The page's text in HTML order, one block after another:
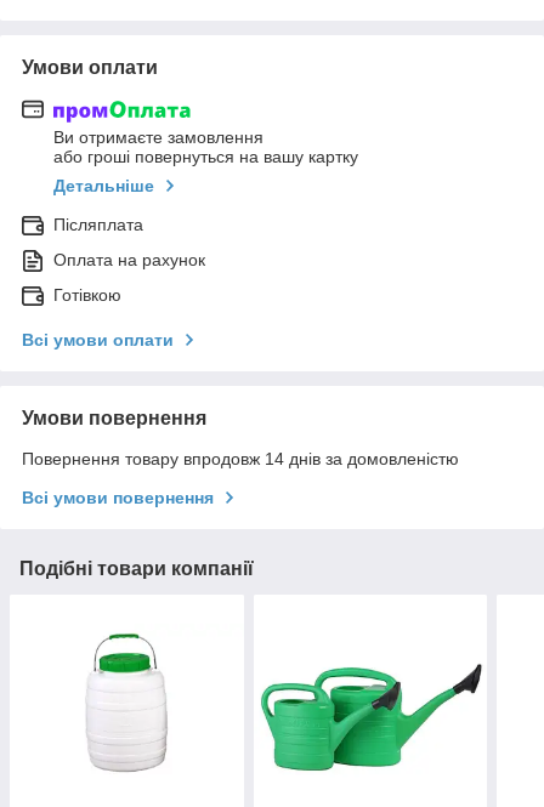
Умови оплати
Ви отримаєте замовлення
або гроші повернуться на вашу картку
Детальніше
Післяплата
Оплата на рахунок
Готівкою
Всі умови оплати
Умови повернення
Повернення товару впродовж 14 днів за домовленістю
Всі умови повернення
Подібні товари компанії